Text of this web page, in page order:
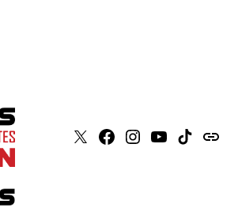
X Faceboook
Instagram
YoutubeTiktokissuu